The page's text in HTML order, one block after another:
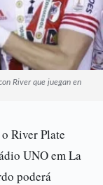
River que juegan en
River Plate
UNO em La
poderá